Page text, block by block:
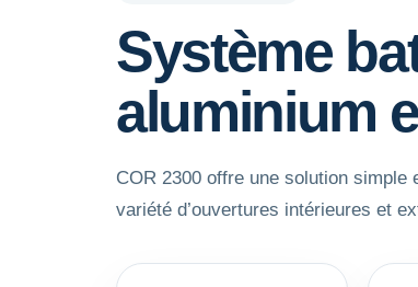
Système
aluminium
COR 2300 offre une solution
variété d’ouvertures intérieures et